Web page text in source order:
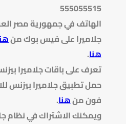
555055515
الهاتف في جمهورية مصر العربية:
جلاميرا على فيس بوك من
هنا.
تعرف على باقات جلاميرا
حمل تطبيق جلاميرا بيزنس
فون منهنا.
ويمكنك الاشتراك في نظام